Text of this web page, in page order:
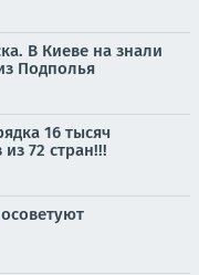
В Киеве на знали
Подполья
16 тысяч
72 стран!!!